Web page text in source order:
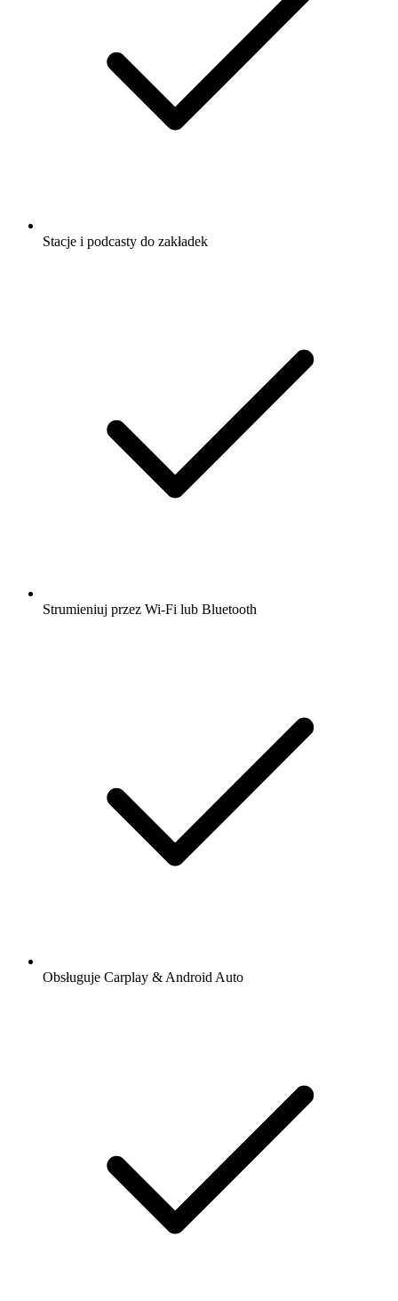
Stacje i podcasty do zakładek
Strumieniuj przez Wi-Fi lub Bluetooth
Obsługuje Carplay & Android Auto